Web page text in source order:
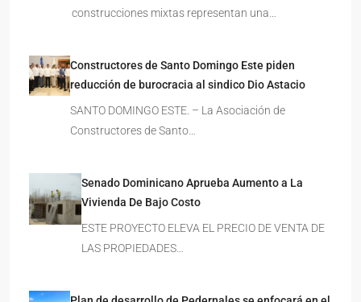
construcciones mixtas representan una…
Constructores de Santo Domingo Este piden
reducción de burocracia al sindico Dio Astacio
SANTO DOMINGO ESTE. – La Asociación de
Constructores de Santo…
Senado Dominicano Aprueba Aumento a La
Vivienda De Bajo Costo
ESTE PROYECTO ELEVA EL PRECIO DE VENTA DE
LAS PROPIEDADES…